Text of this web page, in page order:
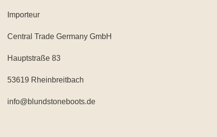
Importeur
Central Trade Germany GmbH
Hauptstraße 83
53619 Rheinbreitbach
info@blundstoneboots.de